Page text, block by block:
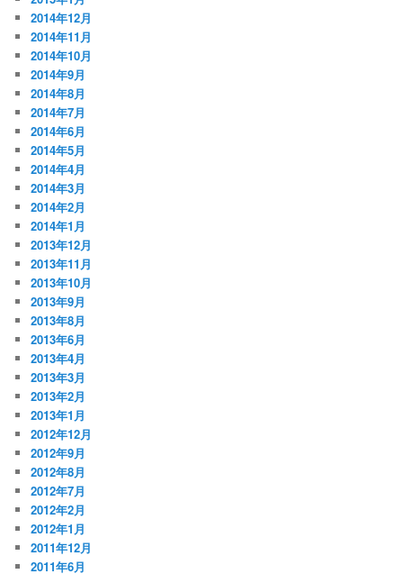
2014年12月
2014年11月
2014年10月
2014年9月
2014年8月
2014年7月
2014年6月
2014年5月
2014年4月
2014年3月
2014年2月
2014年1月
2013年12月
2013年11月
2013年10月
2013年9月
2013年8月
2013年6月
2013年4月
2013年3月
2013年2月
2013年1月
2012年12月
2012年9月
2012年8月
2012年7月
2012年2月
2012年1月
2011年12月
2011年6月